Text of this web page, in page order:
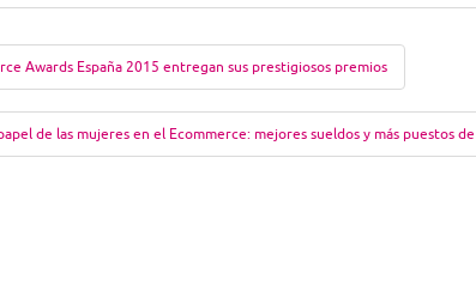
Awards España 2015 entregan sus prestigiosos premios
de las mujeres en el Ecommerce: mejores sueldos y más puestos